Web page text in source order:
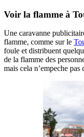
Voir la flamme à
Une caravanne
flamme, comme sur le
foule et distribuent
de la flamme des
mais cela n’empeche pas